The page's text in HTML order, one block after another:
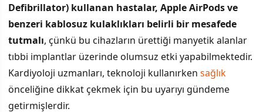
Defibrillator) kullanan hastalar, Apple AirPods ve
benzeri kablosuz kulaklıkları belirli bir mesafede
tutmalı, çünkü bu cihazların ürettiği manyetik alanlar
tıbbi implantlar üzerinde olumsuz etki yapabilmektedir.
Kardiyoloji uzmanları, teknoloji kullanırken sağlık
önceliğine dikkat çekmek için bu uyarıyı gündeme
getirmişlerdir.